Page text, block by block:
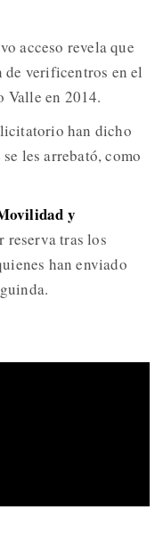
acceso revela que
verificentros en el
Valle en 2014.
han dicho
les arrebató, como
y
reserva tras los
han enviado